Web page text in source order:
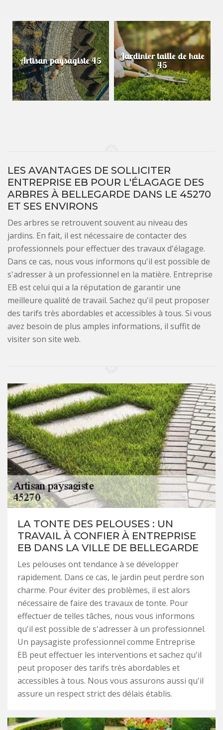
Artisan paysagiste 45 Jardinier taille de haie
45
LES AVANTAGES DE SOLLICITER
ENTREPRISE EB POUR L'ÉLAGAGE DES
ARBRES À BELLEGARDE DANS LE 45270
ET SES ENVIRONS
Des arbres se retrouvent souvent au niveau des
jardins. En fait, il est nécessaire de contacter des
professionnels pour effectuer des travaux d'élagage.
Dans ce cas, nous vous informons qu'il est possible de
s'adresser à un professionnel en la matière. Entreprise
EB est celui qui a la réputation de garantir une
meilleure qualité de travail. Sachez qu'il peut proposer
des tarifs très abordables et accessibles à tous. Si vous
avez besoin de plus amples informations, il suffit de
visiter son site web.
LA TONTE DES PELOUSES : UN
TRAVAIL À CONFIER À ENTREPRISE
EB DANS LA VILLE DE BELLEGARDE
Les pelouses ont tendance à se développer
rapidement. Dans ce cas, le jardin peut perdre son
charme. Pour éviter des problèmes, il est alors
nécessaire de faire des travaux de tonte. Pour
effectuer de telles tâches, nous vous informons
qu'il est possible de s'adresser à un professionnel.
Un paysagiste professionnel comme Entreprise
EB peut effectuer les interventions et sachez qu'il
peut proposer des tarifs très abordables et
accessibles à tous. Nous vous assurons aussi qu'il
assure un respect strict des délais établis.